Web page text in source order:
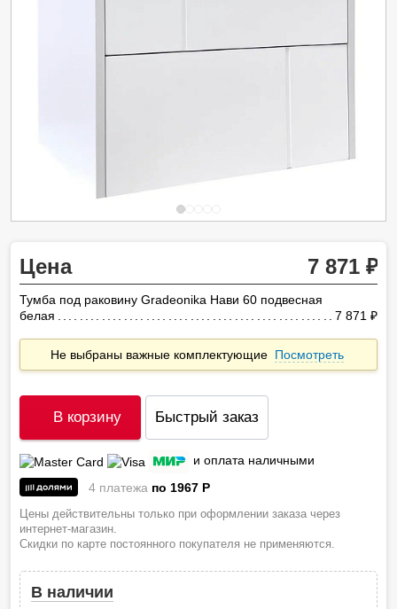
Цена 7 871
Тумба под раковину Gradeonika Нави 60 подвесная
белая
7 871
Не выбраны важные комплектующие Посмотреть
В корзину Быстрый заказ
и оплата наличными
4 платежа по 1967 P
Цены действительны только при оформлении заказа через
интернет-магазин.
Скидки по карте постоянного покупателя не применяются.
В наличии